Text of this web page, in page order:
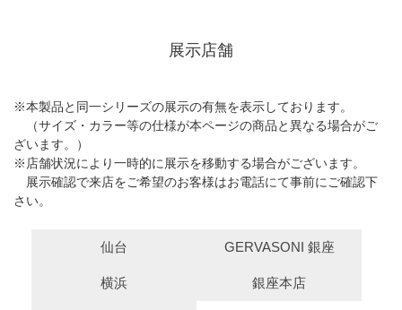
展示店舗
※本製品と同一シリーズの展示の有無を表示しております。
（サイズ・カラー等の仕様が本ページの商品と異なる場合がご
ざいます。）
※店舗状況により一時的に展示を移動する場合がございます。
展示確認で来店をご希望のお客様はお電話にて事前にご確認下
さい。
仙台 GERVASONI 銀座
横浜 銀座本店